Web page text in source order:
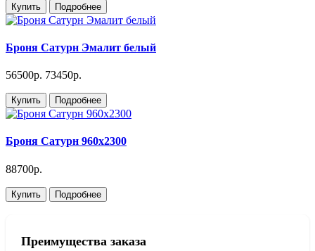
Купить Подробнее
Броня Сатурн Эмалит белый
56500р. 73450р.
Купить Подробнее
Броня Сатурн 960х2300
88700р.
Купить Подробнее
Преимущества заказа